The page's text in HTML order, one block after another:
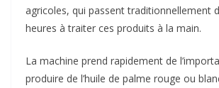
agricoles, qui passent traditionnellement
heures à traiter ces produits à la main.
La machine prend rapidement de
produire de l’huile de palme rouge ou